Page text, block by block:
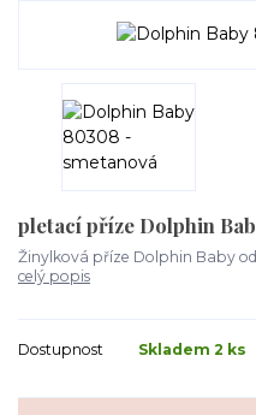
pletací příze Dolphin
Žinylková příze Dolphin Baby
celý popis
Dostupnost Skladem 2 ks